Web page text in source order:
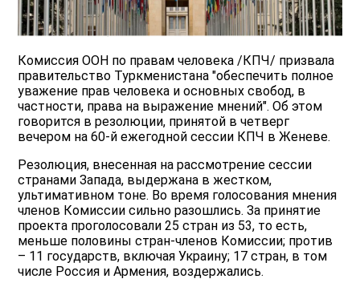
Комиссия ООН по правам человека /КПЧ/ призвала
правительство Туркменистана "обеспечить полное
уважение прав человека и основных свобод, в
частности, права на выражение мнений". Об этом
говорится в резолюции, принятой в четверг
вечером на 60-й ежегодной сессии КПЧ в Женеве.
Резолюция, внесенная на рассмотрение сессии
странами Запада, выдержана в жестком,
ультимативном тоне. Во время голосования мнения
членов Комиссии сильно разошлись. За принятие
проекта проголосовали 25 стран из 53, то есть,
меньше половины стран-членов Комиссии; против
– 11 государств, включая Украину; 17 стран, в том
числе Россия и Армения, воздержались.